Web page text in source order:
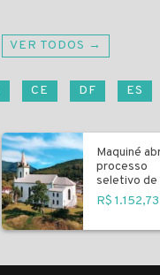
VER TODOS →
CE DF ES
Maquiné
processo
seletivo de
R$ 1.152,73